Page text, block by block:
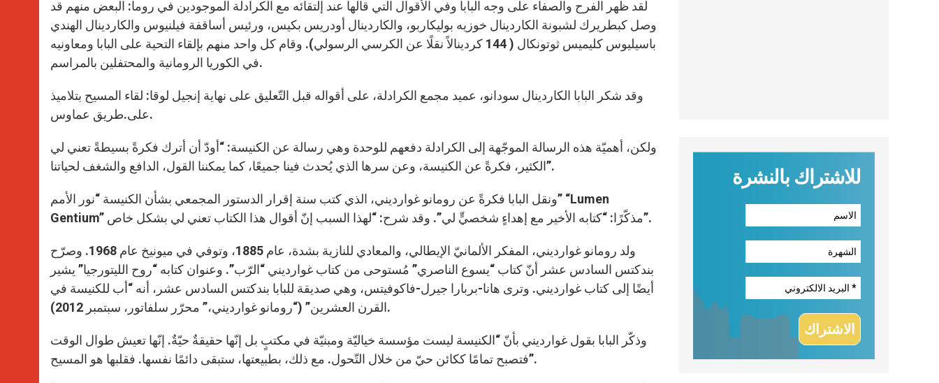
لقد ظهر الفرح والصفاء على وجه البابا وفي الأقوال التي قالها عند إلتقائه مع الكرادلة الموجودين في روما: البعض منهم قد
وصل كبطريرك لشبونة الكاردينال خوزيه بوليكاربو، والكاردينال أودريس بكيس، ورئيس أساقفة فيلنيوس والكاردينال الهندي
باسيليوس كليميس ثوتونكال ( 144 كردينالاً نقلًا عن الكرسي الرسولي). وقام كل واحد منهم بإلقاء التحية على البابا ومعاونيه
في الكوريا الرومانية والمحتفلين بالمراسم.
وقد شكر البابا الكاردينال سودانو، عميد مجمع الكرادلة، على أقواله قبل التّعليق على نهاية إنجيل لوقا: لقاء المسيح بتلاميذ
على.طريق عماوس.
ولكن، أهميّة هذه الرسالة الموجّهة إلى الكرادلة دفعهم للوحدة وهي رسالة عن الكنيسة: “أودّ أن أترك فكرةً بسيطةً تعني لي
الكثير، فكرةً عن الكنيسة، وعن سرها الذي يُحدث فينا جميعًا، كما يمكننا القول، الدافع والشغف لحياتنا”.
ونقل البابا فكرةً عن رومانو غوارديني، الذي كتب سنة إقرار الدستور المجمعي بشأن الكنيسة “نور الأمم” “Lumen
Gentium” مذكّرًا: “كتابه الأخير مع إهداءٍ شخصيٍّ لي”. وقد شرح: “لهذا السبب إنّ أقوال هذا الكتاب تعني لي بشكل خاص”.
ولد رومانو غوارديني، المفكر الألمانيّ الإيطالي، والمعادي للنازية بشدة، عام 1885، وتوفي في ميونيخ عام 1968. وصرّح
بندكتس السادس عشر أنّ كتاب “يسوع الناصري” مُستوحى من كتاب غوارديني “الرّب”. وعنوان كتابه “روح الليتورجيا” يشير
أيضًا إلى كتاب غوارديني. وترى هانا-بربارا جيرل-فاكوفيتس، وهي صديقة للبابا بندكتس السادس عشر، أنه “أب للكنيسة في
القرن العشرين” (“رومانو غوارديني،” محرّر سلفاتور، سبتمبر 2012).
وذكّر البابا بقول غوارديني بأنّ “الكنيسة ليست مؤسسة خياليّة ومبنيّة في مكتبٍ بل إنّها حقيقةٌ حيّةٌ. إنّها تعيش طوال الوقت
فتصبح تمامًا ككائن حيّ من خلال التّحول. مع ذلك، بطبيعتها، ستبقى دائمًا نفسها. فقلبها هو المسيح”.
للاشتراك بالنشرة